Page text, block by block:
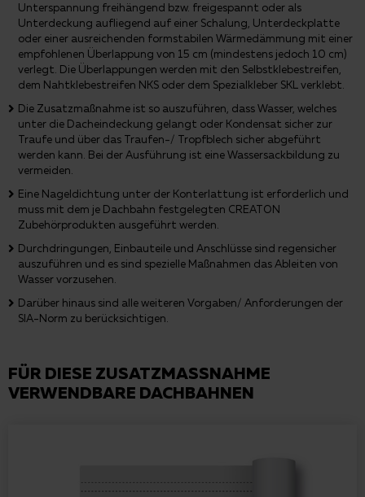
Unterspannung freihängend bzw. freigespannt oder als
Unterdeckung aufliegend auf einer Schalung, Unterdeckplatte
oder einer ausreichenden formstabilen Wärmedämmung mit einer
empfohlenen Überlappung von 15 cm (mindestens jedoch 10 cm)
verlegt. Die Überlappungen werden mit den Selbstklebestreifen,
dem Nahtklebestreifen NKS oder dem Spezialkleber SKL verklebt.
Die Zusatzmaßnahme ist so auszuführen, dass Wasser, welches
unter die Dacheindeckung gelangt oder Kondensat sicher zur
Traufe und über das Traufen-/ Tropfblech sicher abgeführt
werden kann. Bei der Ausführung ist eine Wassersackbildung zu
vermeiden.
Eine Nageldichtung unter der Konterlattung ist erforderlich und
muss mit dem je Dachbahn festgelegten CREATON
Zubehörprodukten ausgeführt werden.
Durchdringungen, Einbauteile und Anschlüsse sind regensicher
auszuführen und es sind spezielle Maßnahmen das Ableiten von
Wasser vorzusehen.
Darüber hinaus sind alle weiteren Vorgaben/ Anforderungen der
SIA-Norm zu berücksichtigen.
FÜR DIESE ZUSATZMASSNAHME
VERWENDBARE DACHBAHNEN